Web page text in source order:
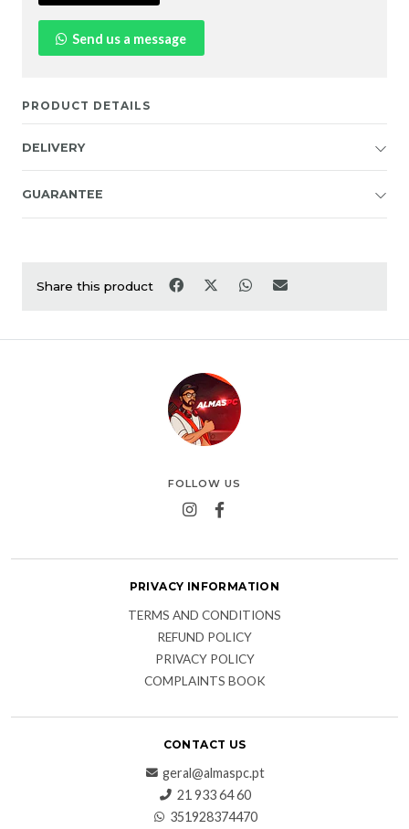
Send us a message
PRODUCT DETAILS
DELIVERY
GUARANTEE
Share this product
FOLLOW US
PRIVACY INFORMATION
TERMS AND CONDITIONS
REFUND POLICY
PRIVACY POLICY
COMPLAINTS BOOK
CONTACT US
geral@almaspc.pt
21 933 64 60
351928374470